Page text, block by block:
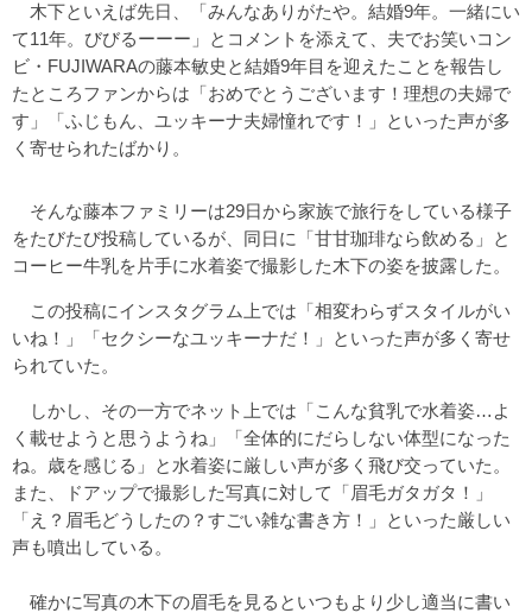
木下といえば先日、「みんなありがたや。結婚9年。一緒にい
て11年。びびるーーー」とコメントを添えて、夫でお笑いコン
ビ・FUJIWARAの藤本敏史と結婚9年目を迎えたことを報告し
たところファンからは「おめでとうございます！理想の夫婦で
す」「ふじもん、ユッキーナ夫婦憧れです！」といった声が多
く寄せられたばかり。
そんな藤本ファミリーは29日から家族で旅行をしている様子
をたびたび投稿しているが、同日に「甘甘珈琲なら飲める」と
コーヒー牛乳を片手に水着姿で撮影した木下の姿を披露した。
この投稿にインスタグラム上では「相変わらずスタイルがい
いね！」「セクシーなユッキーナだ！」といった声が多く寄せ
られていた。
しかし、その一方でネット上では「こんな貧乳で水着姿…よ
く載せようと思うようね」「全体的にだらしない体型になった
ね。歳を感じる」と水着姿に厳しい声が多く飛び交っていた。
また、ドアップで撮影した写真に対して「眉毛ガタガタ！」
「え？眉毛どうしたの？すごい雑な書き方！」といった厳しい
声も噴出している。
確かに写真の木下の眉毛を見るといつもより少し適当に書い